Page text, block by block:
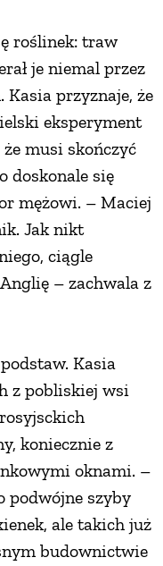
roślinek: traw
je niemal przez
Kasia przyznaje, że
eksperyment
musi skończyć
doskonale się
mężowi. – Maciej
Jak nikt
ciągle
– zachwala z
Kasia
z pobliskiej wsi
koniecznie z
oknami. –
podwójne szyby
ale takich już
budownictwie